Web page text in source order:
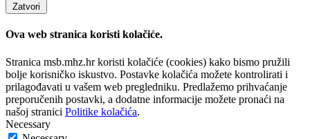
Zatvori
Ova web stranica koristi kolačiće.
Stranica msb.mhz.hr koristi kolačiće (cookies) kako bismo pružili
bolje korisničko iskustvo. Postavke kolačića možete kontrolirati i
prilagođavati u vašem web pregledniku. Predlažemo prihvaćanje
preporučenih postavki, a dodatne informacije možete pronaći na
našoj stranici Politike kolačića.
Necessary